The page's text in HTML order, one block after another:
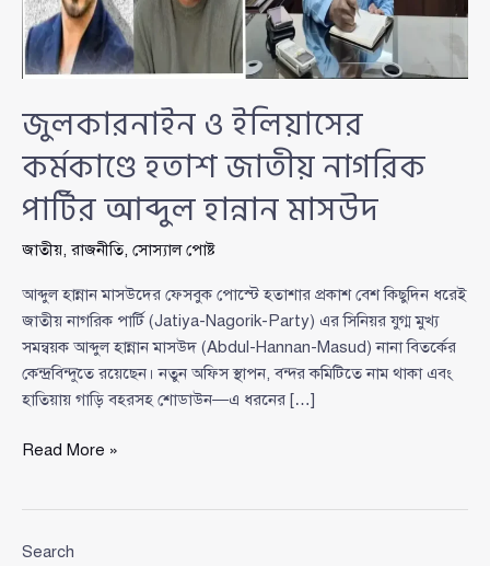
জুলকারনাইন ও ইলিয়াসের
কর্মকাণ্ডে হতাশ জাতীয় নাগরিক
পার্টির আব্দুল হান্নান মাসউদ
জাতীয়,রাজনীতি, সোস্যাল পোষ্ট
আব্দুল হান্নান মাসউদের ফেসবুক পোস্টে হতাশার প্রকাশ বেশ কিছুদিন ধরেই
জাতীয় নাগরিক পার্টি (Jatiya-Nagorik-Party) এর সিনিয়র যুগ্ম মুখ্য
সমন্বয়ক আব্দুল হান্নান মাসউদ (Abdul-Hannan-Masud) নানা বিতর্কের
কেন্দ্রবিন্দুতে রয়েছেন। নতুন অফিস স্থাপন, বন্দর কমিটিতে নাম থাকা এবং
হাতিয়ায় গাড়ি বহরসহ শোডাউন—এ ধরনের […]
জুলকারনাইন
হতাশ
Read More »
Search